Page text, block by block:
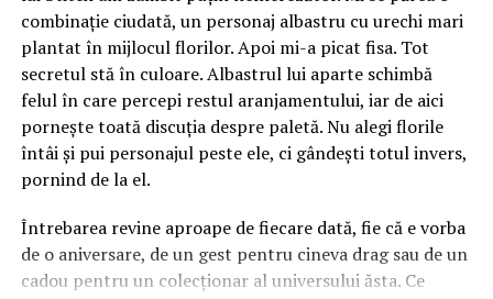
Din zona politică, mi-a plăcut foarte mult interviul cu
Adrian Năstase, ne-a lăsat să pătrundem în intimitatea
lui. Mi-a plăcut și interviul cu Petre Roman, care a
primit cu foarte multă bucurie această experiență. Îmi
doresc să aduc în fața publicului în continuare
personalități care au lucruri de spus, de împărtășit celor
invitați unul și unul, din multe domenii”, a adăugat
Denise Rifai.
combinație ciudată, un personaj albastru cu urechi mari
plantat în mijlocul florilor. Apoi mi-a picat fisa. Tot
secretul stă în culoare. Albastrul lui aparte schimbă
felul în care percepi restul aranjamentului, iar de aici
pornește toată discuția despre paletă. Nu alegi florile
întâi și pui personajul peste ele, ci gândești totul invers,
pornind de la el.
Întrebarea revine aproape de fiecare dată, fie că e vorba
de o aniversare, de un gest pentru cineva drag sau de un
cadou pentru un colecționar al universului ăsta. Ce